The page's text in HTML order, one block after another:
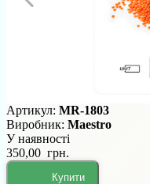
Артикул: MR-1803
Виробник: Maestro
У наявності
350,00 грн.
Купити